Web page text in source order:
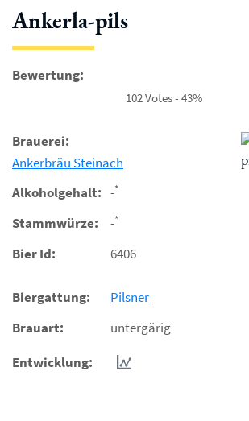
Ankerla-pils
Bewertung:
102 Votes - 43%
Brauerei:
Ankerbräu Steinach
Alkoholgehalt: -*
Stammwürze: -*
Bier Id: 6406
Biergattung:
Pilsner
Brauart:
untergärig
Entwicklung: